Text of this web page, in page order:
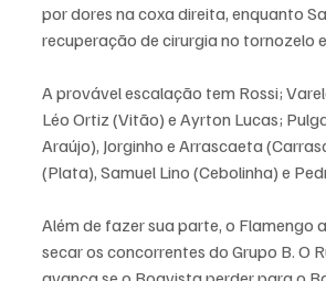
por dores na coxa direita, enquanto
recuperação de cirurgia no tornozelo
A provável escalação tem Rossi;
Léo Ortiz (Vitão) e Ayrton Lucas;
Araújo), Jorginho e Arrascaeta
(Plata), Samuel Lino (Cebolinha) e
Além de fazer sua parte, o Flamengo
secar os concorrentes do Grupo B. O